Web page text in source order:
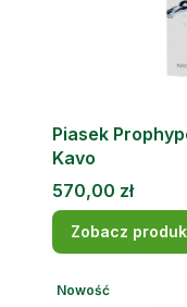
Piasek
Kavo
Cena
570,00 zł
Zobacz
Nowość